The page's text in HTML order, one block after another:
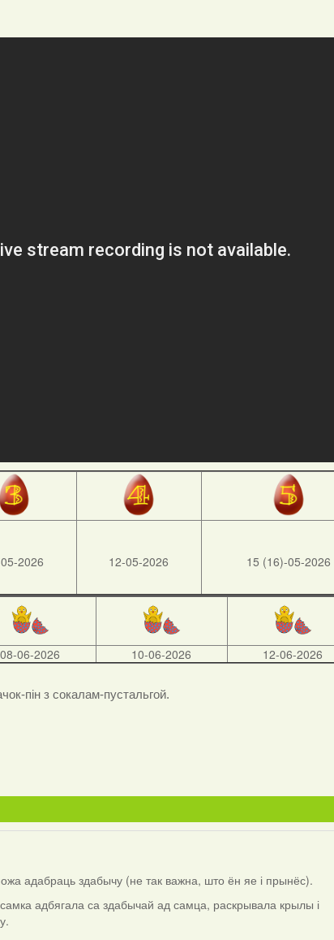
2026 12-05-2026 15 (16)-05-2026
08-06-2026 10-06-2026 12-06-2026
пін з сокалам-пустальгой.
адабраць здабычу (не так важна, што ён яе і прынёс).
адбягала са здабычай ад самца, раскрывала крылы і